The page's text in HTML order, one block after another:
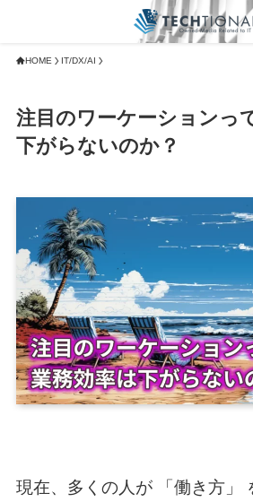
HOME IT/DX/AI
注目のワーケーションっ
下がらないのか？
現在、多くの人が 「働き方」